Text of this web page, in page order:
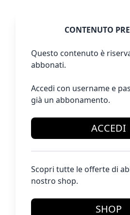
CONTENUTO
Questo contenuto è
abbonati.
Accedi con username e
già un abbonamento.
ACCEDI
Scopri tutte le offerte di
nostro shop.
SHOP